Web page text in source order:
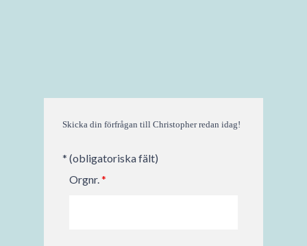
Skicka din förfrågan till Christopher redan idag!
* (obligatoriska fält)
Orgnr.*